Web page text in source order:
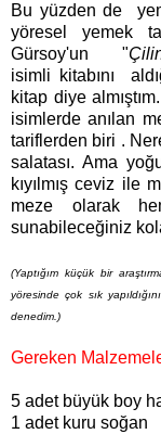
Bu yüzden de
yöresel yemek
Gürsoy'un "
isimli kitabını
kitap diye
isimlerde anılan
tariflerden biri .
salatası. Ama
kıyılmış ceviz ile
meze olarak
sunabileceğiniz
(Yaptığım küçük bir
yöresinde çok sık
denedim.)
Gereken
5 adet büyük boy
1 adet kuru soğan